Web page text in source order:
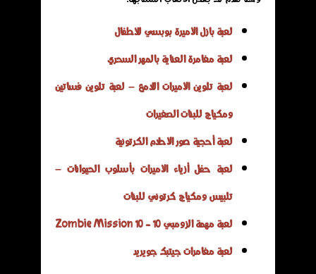
لعبة بازل الأميرة بوبسي للأطفال
لعبة مغامرة العناية بالمهر السحري
لعبة تلوين الأميرات اللامع – لعبة تلوين فساتين
ومكياج للبنات الصغيرات
لعبة أحجية صور الأحلام الكرتونية
لعبة حفل أزياء الأميرات بأسلوب الحيوانات –
تلبيس ومكياج كرتوني للبنات
لعبة مهمة الزومبي 10 - Zombie Mission 10
لعبة مغامرات جيتبك جويريد